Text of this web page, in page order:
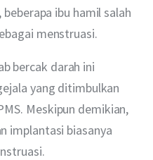
ibu hamil salah
menstruasi.
bercak darah ini
yang ditimbulkan
Meskipun demikian,
implantasi biasanya